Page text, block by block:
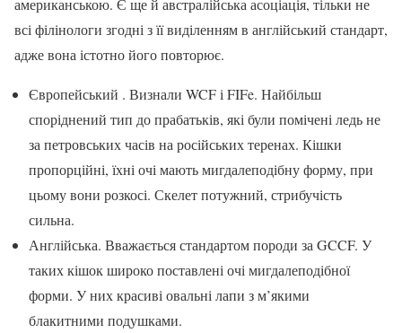
американською. Є ще й австралійська асоціація, тільки не
всі філінологи згодні з її виділенням в англійський стандарт,
адже вона істотно його повторює.
Європейський . Визнали WCF і FIFe. Найбільш
споріднений тип до прабатьків, які були помічені ледь не
за петровських часів на російських теренах. Кішки
пропорційні, їхні очі мають мигдалеподібну форму, при
цьому вони розкосі. Скелет потужний, стрибучість
сильна.
Англійська. Вважається стандартом породи за GCCF. У
таких кішок широко поставлені очі мигдалеподібної
форми. У них красиві овальні лапи з м’якими
блакитними подушками.